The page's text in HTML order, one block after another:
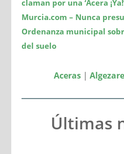
claman por una ‘Acera
Murcia.com – Nunca
Ordenanza municipal
del suelo
Aceras|
Últimas